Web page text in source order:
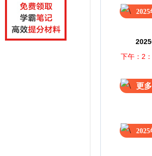
下午：2
更